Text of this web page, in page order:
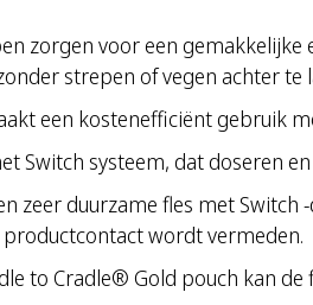
zorgen voor een
strepen of vegen achter te
een kostenefficiënt gebruik
Switch systeem, dat doseren
zeer duurzame fles met
wordt vermeden.
to Cradle® Gold pouch kan de